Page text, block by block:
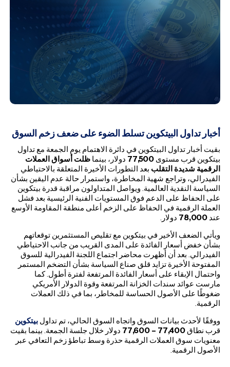
أخبار تداول البيتكوين تسلط الضوء على ضعف زخم السوق
بقيت أخبار تداول البيتكوين في دائرة الاهتمام يوم الجمعة مع تداول
بيتكوين قرب مستوى 77,500 دولار، بينماظلت أسواق العملات
الرقمية شديدة التقلب بعد التطورات الأخيرة المتعلقة بالاحتياطي
الفيدرالي، وتراجع شهية المخاطرة، واستمرار حالة عدم اليقين بشأن
السياسة النقدية العالمية. ويواصل المتداولون مراقبة قدرة بيتكوين
على الحفاظ على الدعم فوق المستويات الفنية الرئيسية بعد فشل
العملة الرقمية في الحفاظ على الزخم أعلى منطقة المقاومة الأوسع
عند78,000 دولار.
ويأتي الضعف الأخير في بيتكوين مع تقليص المستثمرين توقعاتهم
بشأن خفض أسعار الفائدة على المدى القريب من جانب الاحتياطي
الفيدرالي. بعد أن أظهرت محاضر اجتماع اللجنة الفيدرالية للسوق
المفتوحة الأخيرة تزايد قلق صناع السياسة بشأن التضخم المستمر
واحتمال الإبقاء على أسعار الفائدة المرتفعة لفترة أطول. كما
مارست عوائد سندات الخزانة المرتفعة وقوة الدولار الأمريكي
ضغوطًا على الأصول الحساسة للمخاطر، بما في ذلك العملات
الرقمية.
ووفقًا لأحدث بيانات السوق واتجاه السوق الحالي، تم تداولبيتكوين
قرب نطاق77,400 – 77,600
دولار خلال جلسة الجمعة. بينما بقيت
معنويات سوق العملات الرقمية حذرة وسط تباطؤ زخم التعافي عبر
الأصول الرقمية.